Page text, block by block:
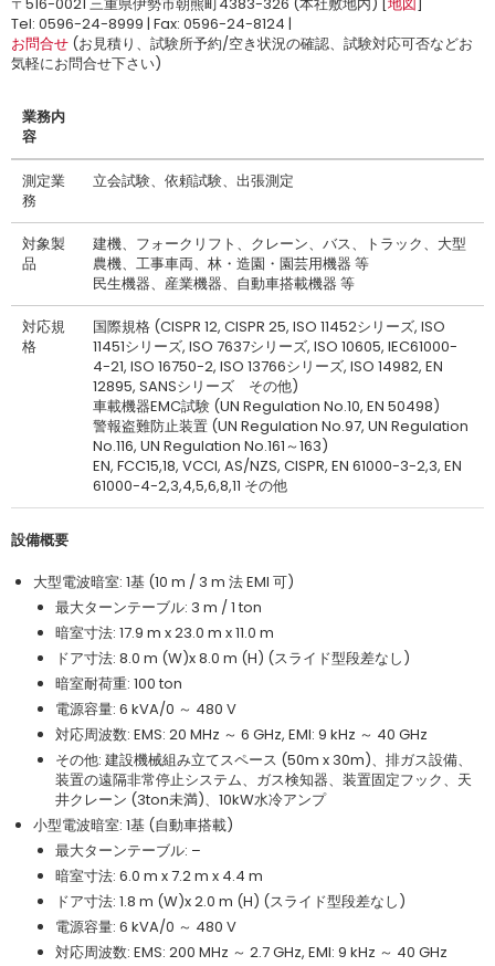
Tel: 0596-24-8999 | Fax: 0596-24-8124 |
お問合せ (お見積り、試験所予約/空き状況の確認、試験対応可否などお
気軽にお問合せ下さい)
業務内
容
測定業
務
立会試験、依頼試験、出張測定
対象製
品
建機、フォークリフト、クレーン、バス、トラック、大型
農機、工事車両、林・造園・園芸用機器 等
民生機器、産業機器、自動車搭載機器 等
対応規
格
国際規格 (CISPR 12, CISPR 25, ISO 11452シリーズ, ISO
11451シリーズ, ISO 7637シリーズ, ISO 10605, IEC61000-
4-21, ISO 16750-2, ISO 13766シリーズ, ISO 14982, EN
12895, SANSシリーズ その他)
車載機器EMC試験 (UN Regulation No.10, EN 50498)
警報盗難防止装置 (UN Regulation No.97, UN Regulation
No.116, UN Regulation No.161～163)
EN, FCC15,18, VCCI, AS/NZS, CISPR, EN 61000-3-2,3, EN
61000-4-2,3,4,5,6,8,11 その他
設備概要
大型電波暗室: 1基 (10 m / 3 m 法 EMI 可)
最大ターンテーブル: 3 m / 1 ton
暗室寸法: 17.9 m x 23.0 m x 11.0 m
ドア寸法: 8.0 m (W)x 8.0 m (H) (スライド型段差なし)
暗室耐荷重: 100 ton
電源容量: 6 kVA/0 ～ 480 V
対応周波数: EMS: 20 MHz ～ 6 GHz, EMI: 9 kHz ～ 40 GHz
その他: 建設機械組み立てスペース (50m x 30m)、排ガス設備、
装置の遠隔非常停止システム、ガス検知器、装置固定フック、天
井クレーン (3ton未満)、10kW水冷アンプ
小型電波暗室: 1基 (自動車搭載)
最大ターンテーブル: –
暗室寸法: 6.0 m x 7.2 m x 4.4 m
ドア寸法: 1.8 m (W)x 2.0 m (H) (スライド型段差なし)
電源容量: 6 kVA/0 ～ 480 V
対応周波数: EMS: 200 MHz ～ 2.7 GHz, EMI: 9 kHz ～ 40 GHz